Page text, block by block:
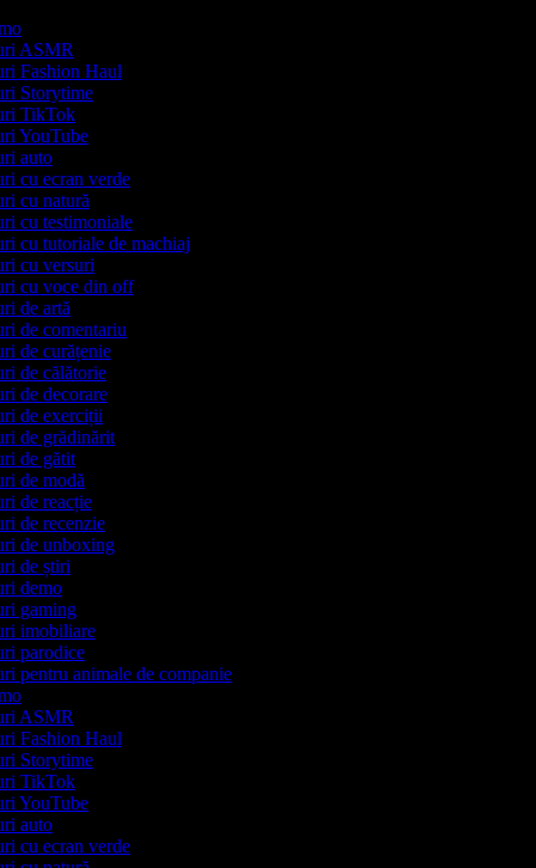
ASMR
Fashion Haul
Storytime
TikTok
YouTube
auto
cu ecran verde
cu natură
cu testimoniale
cu tutoriale de machiaj
cu versuri
cu voce din off
de artă
de comentariu
de curățenie
de călătorie
de decorare
de exerciții
de grădinărit
de gătit
de modă
de reacție
de recenzie
de unboxing
de știri
demo
gaming
imobiliare
parodice
pentru animale de companie
ASMR
Fashion Haul
Storytime
TikTok
YouTube
auto
cu ecran verde